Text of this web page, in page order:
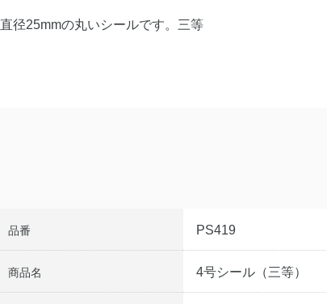
直径25mmの丸いシールです。三等
品番 PS419
商品名 4号シール（三等）